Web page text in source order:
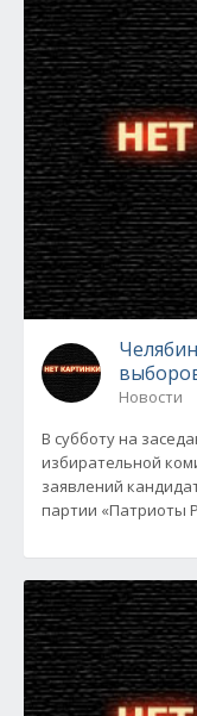
Новости
В субботу на
избирательной
заявлений
партии «Патриоты